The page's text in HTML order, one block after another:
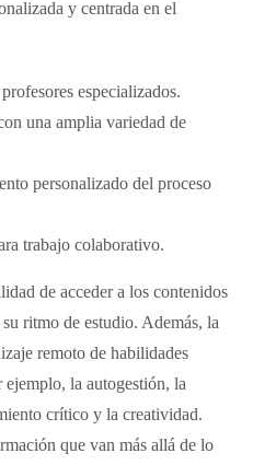
y centrada en el
especializados.
una amplia variedad de
personalizado del proceso
trabajo colaborativo.
de acceder a los contenidos
ritmo de estudio. Además, la
remoto de habilidades
la autogestión, la
crítico y la creatividad.
que van más allá de lo